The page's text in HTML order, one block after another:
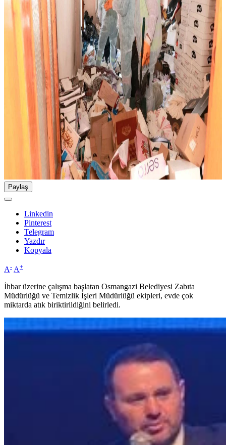
Paylaş
Linkedin
Pinterest
Telegram
Yazdır
Kopyala
A- A+
İhbar üzerine çalışma başlatan Osmangazi Belediyesi Zabıta
Müdürlüğü ve Temizlik İşleri Müdürlüğü ekipleri, evde çok
miktarda atık biriktirildiğini belirledi.